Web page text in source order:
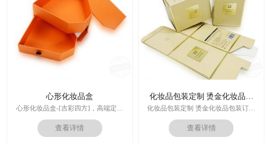
心形化妆品盒
心形化妆品盒-[吉彩四方]，高端定制
走心的礼品包装盒
多对1服务,德国SGD技术,3.0创意视觉
设计,实体工厂,德国海德堡7色UV印刷
查看详情
化妆品包装定制 烫金化妆品包
装订做
化妆品包装定制 烫金化妆品包装订做
厂家
印刷技术：专色印刷/四色印刷
查看详情